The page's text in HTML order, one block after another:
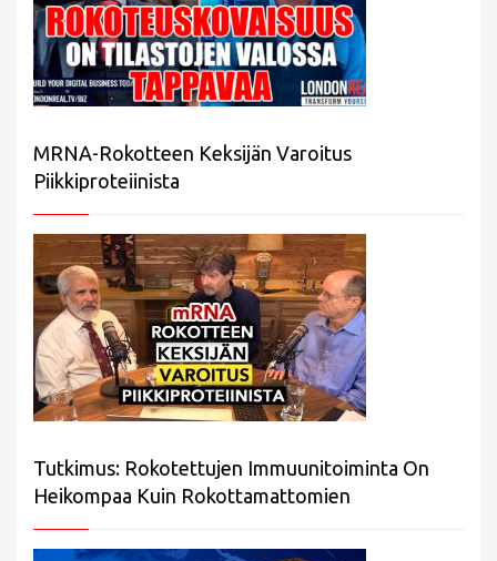
MRNA-Rokotteen Keksijän Varoitus
Piikkiproteiinista
Tutkimus: Rokotettujen Immuunitoiminta On
Heikompaa Kuin Rokottamattomien